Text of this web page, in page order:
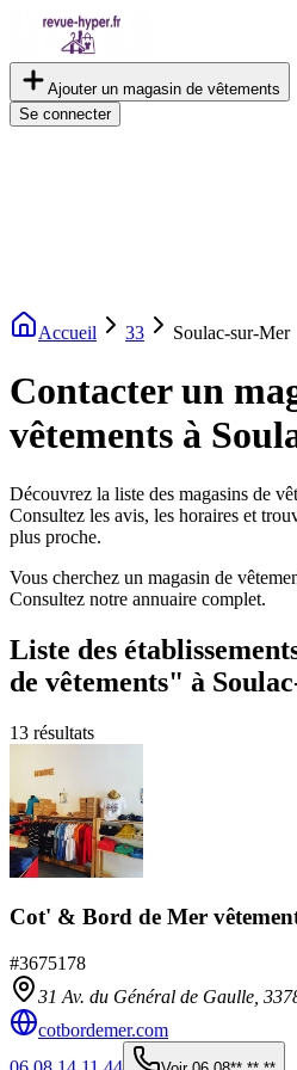
Ajouter un magasin de vêtements
Se connecter
Accueil 33 Soulac-sur-Mer
Contacter un
vêtements à
Découvrez la liste des magasins de
Consultez les avis, les horaires et
plus proche.
Vous cherchez un magasin de
Consultez notre annuaire complet.
Liste des
de vêtements" à
13 résultats
Cot' & Bord de Mer
#3675178
31 Av. du Général de Gaulle,
cotbordemer.com